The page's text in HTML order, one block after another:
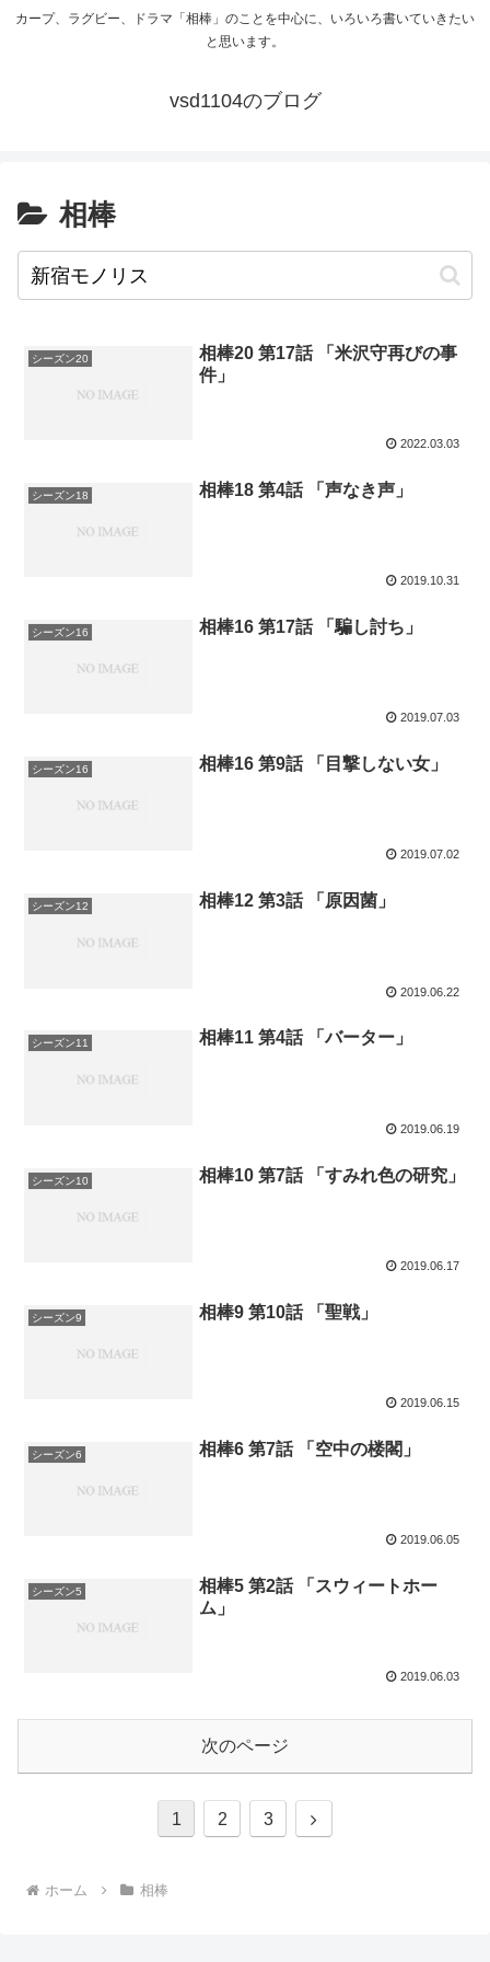
カープ、ラグビー、ドラマ「相棒」のことを中心に、いろいろ書いていきたい
と思います。
vsd1104のブログ
相棒
シーズン20
相棒20 第17話 「米沢守再びの事
件」
2022.03.03
シーズン18 相棒18 第4話 「声なき声」
2019.10.31
シーズン16 相棒16 第17話 「騙し討ち」
2019.07.03
シーズン16 相棒16 第9話 「目撃しない女」
2019.07.02
シーズン12 相棒12 第3話 「原因菌」
2019.06.22
シーズン11 相棒11 第4話 「バーター」
2019.06.19
シーズン10 相棒10 第7話 「すみれ色の研究」
2019.06.17
シーズン9 相棒9 第10話 「聖戦」
2019.06.15
シーズン6 相棒6 第7話 「空中の楼閣」
2019.06.05
シーズン5
相棒5 第2話 「スウィートホー
ム」
2019.06.03
次のページ
1 2 3
次
ホーム 相棒